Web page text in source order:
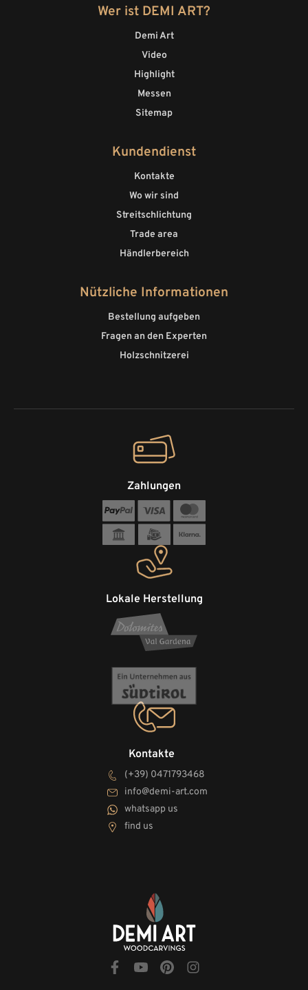
Wer ist DEMI ART?
Demi Art
Video
Highlight
Messen
Sitemap
Kundendienst
Kontakte
Wo wir sind
Streitschlichtung
Trade area
Händlerbereich
Nützliche Informationen
Bestellung aufgeben
Fragen an den Experten
Holzschnitzerei
Kontakte
(+39) 0471793468
info@demi-art.com
whatsapp us
find us
Lokale Herstellung
Zahlungen